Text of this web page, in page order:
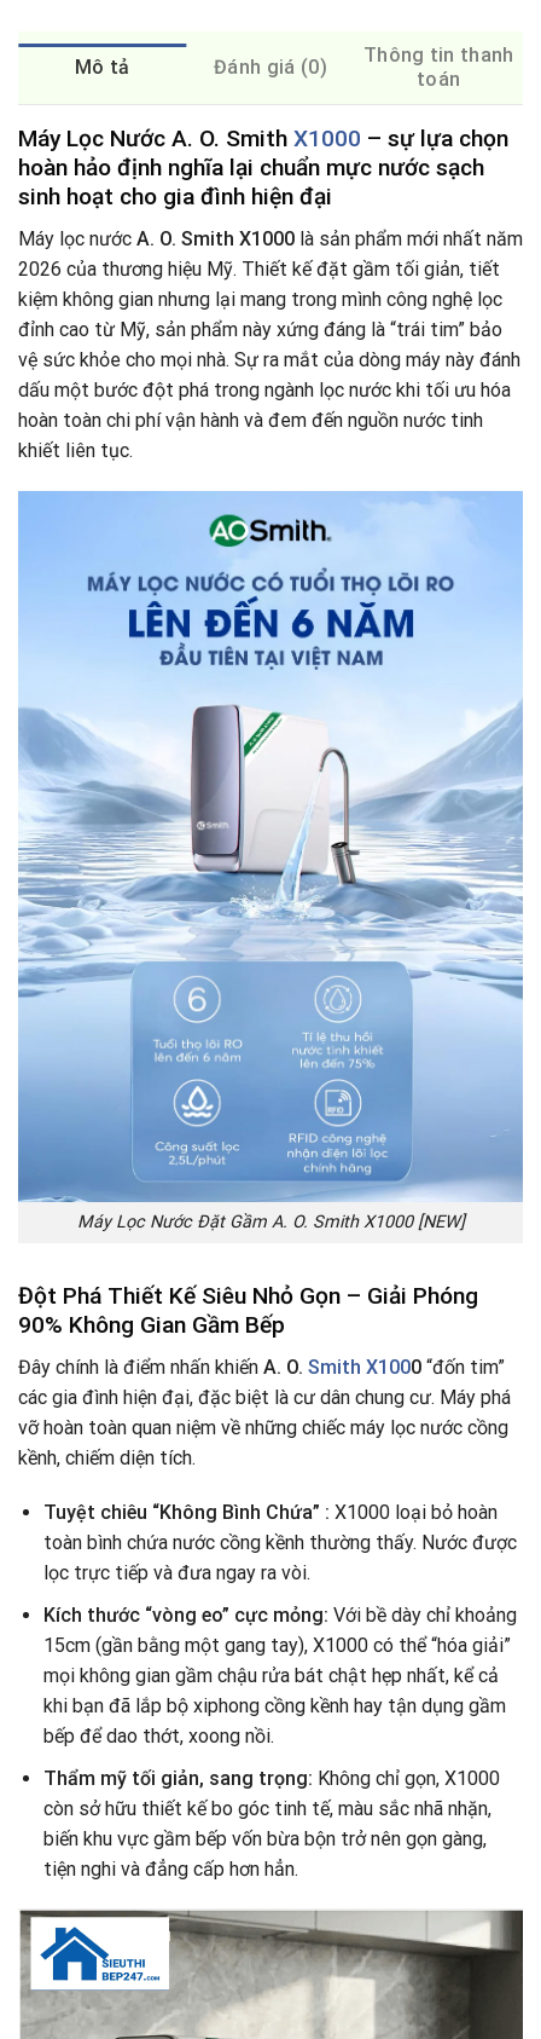
Mô tả Đánh giá (0)
Thông tin thanh
toán
Máy Lọc Nước A. O. Smith X1000 – sự lựa chọn
hoàn hảo định nghĩa lại chuẩn mực nước sạch
sinh hoạt cho gia đình hiện đại
Máy lọc nước A. O. Smith X1000 là sản phẩm mới nhất năm
2026 của thương hiệu Mỹ. Thiết kế đặt gầm tối giản, tiết
kiệm không gian nhưng lại mang trong mình công nghệ lọc
đỉnh cao từ Mỹ, sản phẩm này xứng đáng là “trái tim” bảo
vệ sức khỏe cho mọi nhà. Sự ra mắt của dòng máy này đánh
dấu một bước đột phá trong ngành lọc nước khi tối ưu hóa
hoàn toàn chi phí vận hành và đem đến nguồn nước tinh
khiết liên tục.
Máy Lọc Nước Đặt Gầm A. O. Smith X1000 [NEW]
Đột Phá Thiết Kế Siêu Nhỏ Gọn – Giải Phóng
90% Không Gian Gầm Bếp
Đây chính là điểm nhấn khiến A. O. Smith X1000 “đốn tim”
các gia đình hiện đại, đặc biệt là cư dân chung cư. Máy phá
vỡ hoàn toàn quan niệm về những chiếc máy lọc nước cồng
kềnh, chiếm diện tích.
Tuyệt chiêu “Không Bình Chứa” : X1000 loại bỏ hoàn
toàn bình chứa nước cồng kềnh thường thấy. Nước được
lọc trực tiếp và đưa ngay ra vòi.
Kích thước “vòng eo” cực mỏng: Với bề dày chỉ khoảng
15cm (gần bằng một gang tay), X1000 có thể “hóa giải”
mọi không gian gầm chậu rửa bát chật hẹp nhất, kể cả
khi bạn đã lắp bộ xiphong cồng kềnh hay tận dụng gầm
bếp để dao thớt, xoong nồi.
Thẩm mỹ tối giản, sang trọng: Không chỉ gọn, X1000
còn sở hữu thiết kế bo góc tinh tế, màu sắc nhã nhặn,
biến khu vực gầm bếp vốn bừa bộn trở nên gọn gàng,
tiện nghi và đẳng cấp hơn hẳn.